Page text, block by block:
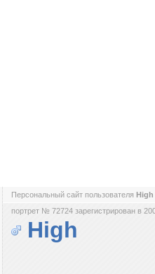
Персональный сайт пользователя High
портрет № 72724 зарегистрирован в
High